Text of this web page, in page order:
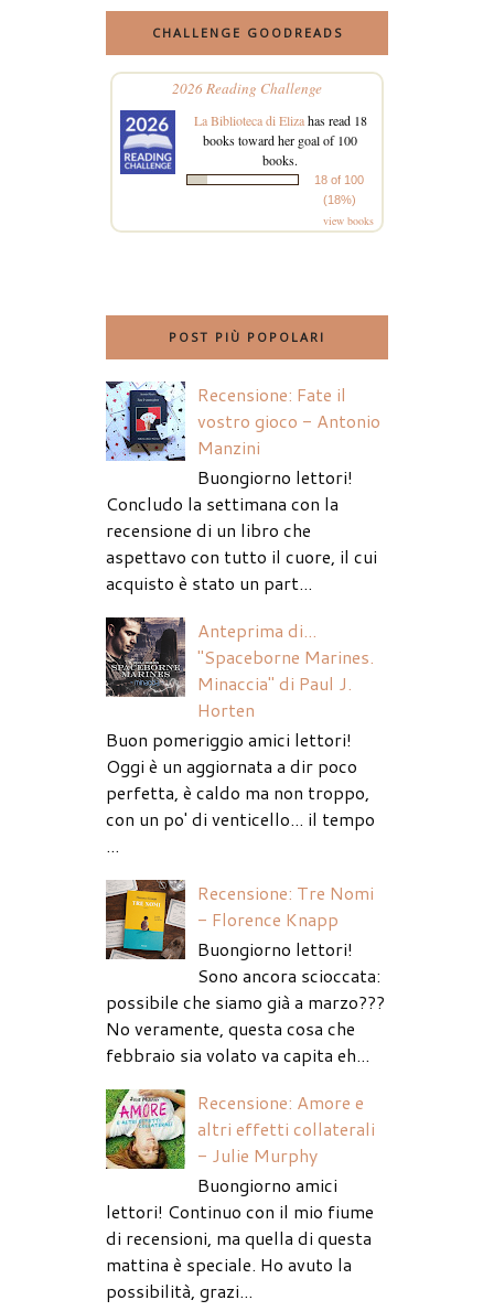
CHALLENGE GOODREADS
2026 Reading Challenge
La Biblioteca di Elizahas read 18
books toward her goal of 100
books.
18 of 100
(18%)
view books
POST PIÙ POPOLARI
Recensione: Fate il
vostro gioco - Antonio
Manzini
Buongiorno lettori!
Concludo la settimana con la
recensione di un libro che
aspettavo con tutto il cuore, il cui
acquisto è stato un part...
Anteprima di...
"Spaceborne Marines.
Minaccia" di Paul J.
Horten
Buon pomeriggio amici lettori!
Oggi è un aggiornata a dir poco
perfetta, è caldo ma non troppo,
con un po' di venticello... il tempo
...
Recensione: Tre Nomi
- Florence Knapp
Buongiorno lettori!
Sono ancora scioccata:
possibile che siamo già a marzo???
No veramente, questa cosa che
febbraio sia volato va capita eh...
Recensione: Amore e
altri effetti collaterali
- Julie Murphy
Buongiorno amici
lettori! Continuo con il mio fiume
di recensioni, ma quella di questa
mattina è speciale. Ho avuto la
possibilità, grazi...